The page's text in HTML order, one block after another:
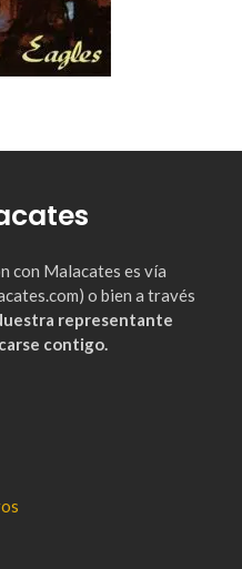
con Malacates es vía
o bien a través
representante
contigo.